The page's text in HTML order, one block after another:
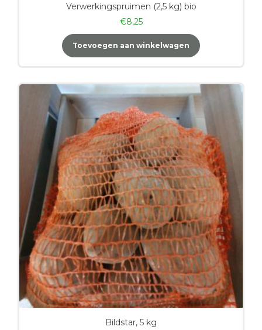
Verwerkingspruimen (2,5 kg) bio
€8,25
Toevoegen aan winkelwagen
Bildstar, 5 kg